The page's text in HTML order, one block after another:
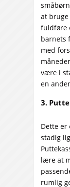
at
fuldføre
barnets
med
være i
en
3.
Dette er
stadig
lære at
rumlig